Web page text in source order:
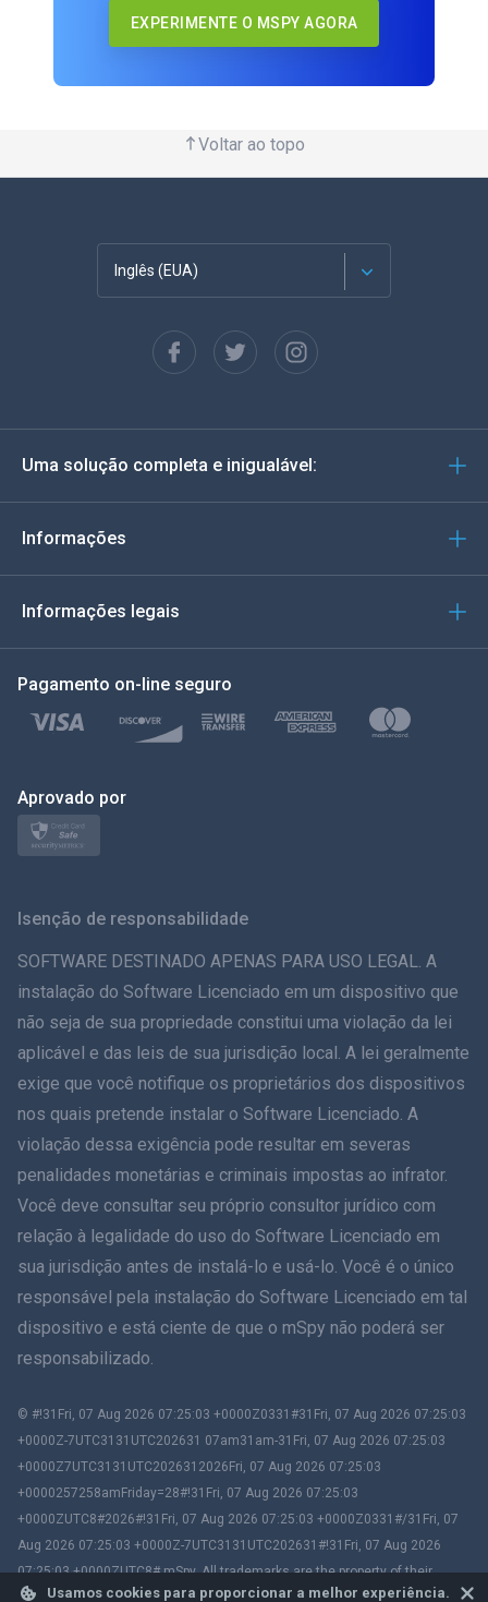
EXPERIMENTE O MSPY AGORA
Voltar ao topo
Usamos cookies para proporcionar a melhor experiência.
Inglês (EUA)
Espanhol
Alemão
Italiano
Türkçe
Polonês
日本
ภาษาไทย
Dansk
हिंदी
עברית
Romãă
Ελληνικά
繁體中文
Eslovênia
Bahasa Melayu
Uma solução completa e inigualável:
Informações
Informações legais
Pagamento on-line seguro
Aprovado por
Isenção de responsabilidade
SOFTWARE DESTINADO APENAS PARA USO LEGAL. A
instalação do Software Licenciado em um dispositivo que
não seja de sua propriedade constitui uma violação da lei
aplicável e das leis de sua jurisdição local. A lei geralmente
exige que você notifique os proprietários dos dispositivos
nos quais pretende instalar o Software Licenciado. A
violação dessa exigência pode resultar em severas
penalidades monetárias e criminais impostas ao infrator.
Você deve consultar seu próprio consultor jurídico com
relação à legalidade do uso do Software Licenciado em
sua jurisdição antes de instalá-lo e usá-lo. Você é o único
responsável pela instalação do Software Licenciado em tal
dispositivo e está ciente de que o mSpy não poderá ser
responsabilizado.
© #!31Fri, 07 Aug 2026 07:25:03 +0000Z0331#31Fri, 07 Aug 2026 07:25:03
+0000Z-7UTC3131UTC202631 07am31am-31Fri, 07 Aug 2026 07:25:03
+0000Z7UTC3131UTC2026312026Fri, 07 Aug 2026 07:25:03
+0000257258amFriday=28#!31Fri, 07 Aug 2026 07:25:03
+0000ZUTC8#2026#!31Fri, 07 Aug 2026 07:25:03 +0000Z0331#/31Fri, 07
Aug 2026 07:25:03 +0000Z-7UTC3131UTC202631#!31Fri, 07 Aug 2026
07:25:03 +0000ZUTC8# mSpy. All trademarks are the property of their
respective owners.